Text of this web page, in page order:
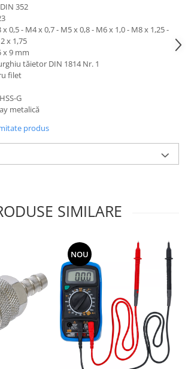
352
0,5 - M4 x 0,7 - M5 x 0,8 - M6 x 1,0 - M8 x 1,25 -
x 1,75
x 9 mm
tăietor DIN 1814 Nr. 1
filet
G
metalică
produs
SIMILARE
NOU